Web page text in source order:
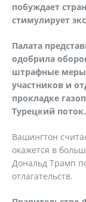
побуждает
стимулирует
Палата
одобрила
штрафные меры
участников и
прокладке
Турецкий поток.
Вашингтон
окажется в
Дональд Трамп
отлагательств.